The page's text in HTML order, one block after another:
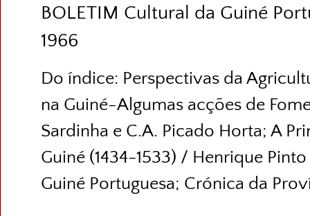
BOLETIM Cultural da Guiné
1966
Do índice: Perspectivas da
na Guiné-Algumas acções de
Sardinha e C.A. Picado Horta; A
Guiné (1434-1533) / Henrique
Guiné Portuguesa; Crónica da